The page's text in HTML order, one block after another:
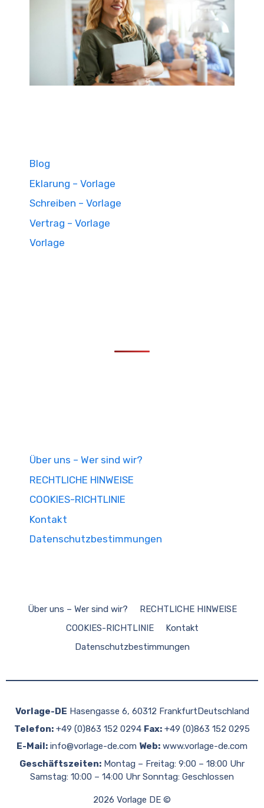
Blog
Eklarung – Vorlage
Schreiben – Vorlage
Vertrag – Vorlage
Vorlage
Über uns – Wer sind wir?
RECHTLICHE HINWEISE
COOKIES-RICHTLINIE
Kontakt
Datenschutzbestimmungen
Über uns – Wer sind wir?
RECHTLICHE HINWEISE
COOKIES-RICHTLINIE
Kontakt
Datenschutzbestimmungen
Vorlage-DE Hasengasse 6, 60312 FrankfurtDeutschland
Telefon: +49 (0)863 152 0294 Fax: +49 (0)863 152 0295
E-Mail: info@vorlage-de.com Web: www.vorlage-de.com
Geschäftszeiten: Montag – Freitag: 9:00 – 18:00 Uhr
Samstag: 10:00 – 14:00 Uhr Sonntag: Geschlossen
2026 Vorlage DE ©